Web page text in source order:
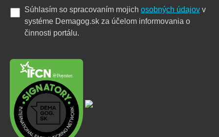
Súhlasím so spracovaním mojich osobných údajov v
systéme Demagog.sk za účelom informovania o
činnosti portálu.